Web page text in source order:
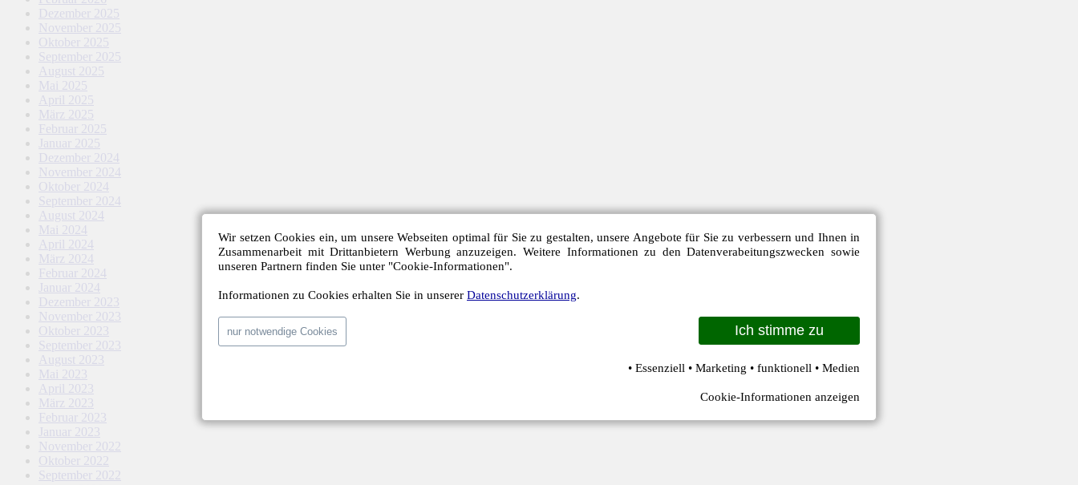
Dezember 2025
November 2025
Oktober 2025
September 2025
August 2025
Mai 2025
April 2025
März 2025
Februar 2025
Januar 2025
Dezember 2024
November 2024
Oktober 2024
September 2024
August 2024
Mai 2024
April 2024
März 2024
Februar 2024
Januar 2024
Dezember 2023
November 2023
Oktober 2023
September 2023
August 2023
Mai 2023
April 2023
März 2023
Februar 2023
Januar 2023
November 2022
Oktober 2022
September 2022
Wir setzen Cookies ein, um unsere Webseiten optimal für Sie zu gestalten, unsere Angebote für Sie zu verbessern und Ihnen in
Zusammenarbeit mit Drittanbietern Werbung anzuzeigen. Weitere Informationen zu den Datenverabeitungszwecken sowie
unseren Partnern finden Sie unter "Cookie-Informationen".
Informationen zu Cookies erhalten Sie in unserer Datenschutzerklärung.
nur notwendige Cookies Ich stimme zu
• Essenziell • Marketing • funktionell • Medien
Cookie-Informationen anzeigen